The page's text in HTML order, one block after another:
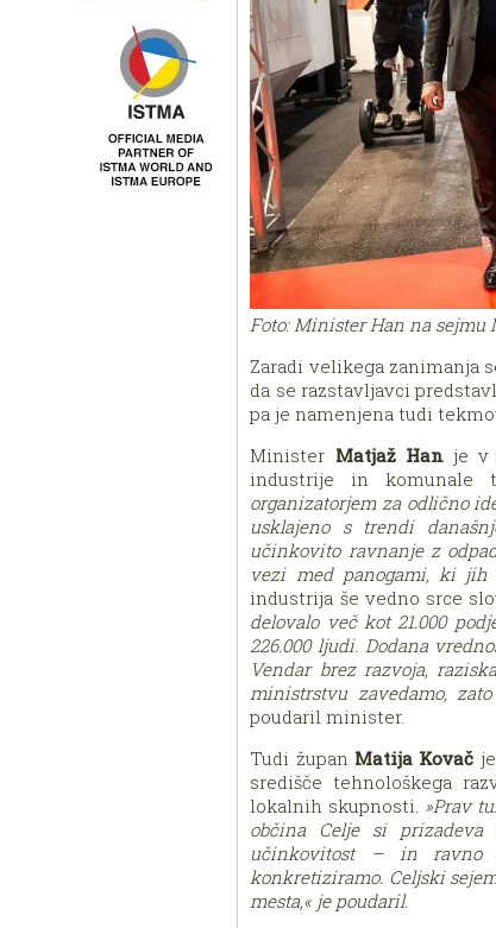
Foto: Minister Han na sejmu
Zaradi velikega zanimanja
da se razstavljavci
pa je namenjena tudi
Minister Matjaž Hanje v
industrije in komunale
organizatorjem za odlično
usklajeno s trendi
učinkovito ravnanje z
vezi med panogami, ki jih
industrija še vedno srce
delovalo več kot 21.000
226.000 ljudi. Dodana
Vendar brez razvoja,
ministrstvu zavedamo,
poudaril minister.
Tudi župan Matija Kovač
središče tehnološkega
lokalnih skupnosti. »Prav
občina Celje si prizadeva
učinkovitost – in ravno
konkretiziramo. Celjski
mesta,« je poudaril.